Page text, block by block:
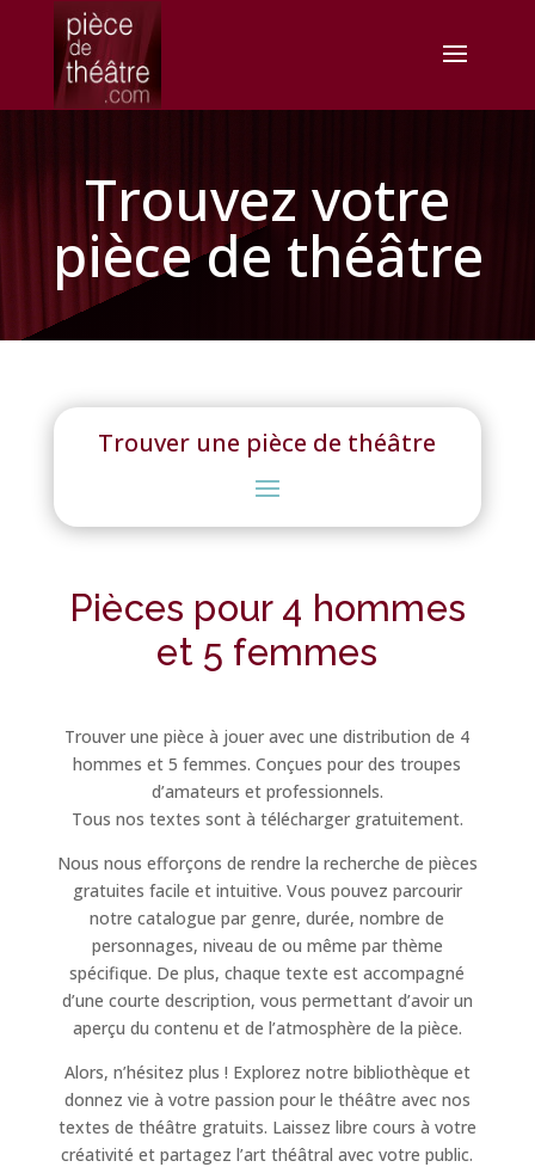
Trouvez votre
pièce de théâtre
Trouver une pièce de théâtre
Pièces pour 4 hommes
et 5 femmes
Trouver une pièce à jouer avec une distribution de 4
hommes et 5 femmes. Conçues pour des troupes
d’amateurs et professionnels.
Tous nos textes sont à télécharger gratuitement.
Nous nous efforçons de rendre la recherche de pièces
gratuites facile et intuitive. Vous pouvez parcourir
notre catalogue par genre, durée, nombre de
personnages, niveau de ou même par thème
spécifique. De plus, chaque texte est accompagné
d’une courte description, vous permettant d’avoir un
aperçu du contenu et de l’atmosphère de la pièce.
Alors, n’hésitez plus ! Explorez notre bibliothèque et
donnez vie à votre passion pour le théâtre avec nos
textes de théâtre gratuits. Laissez libre cours à votre
créativité et partagez l’art théâtral avec votre public.